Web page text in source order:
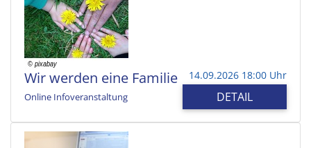
Wir werden eine Familie
Online Infoveranstaltung
14.09.2026 18:00 Uhr
DETAIL